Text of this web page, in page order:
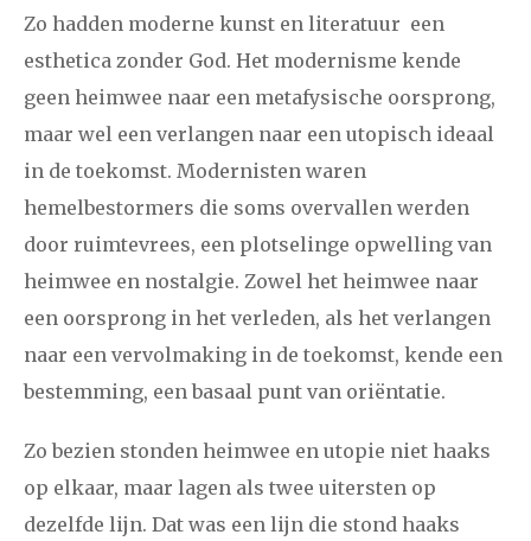
december
2016
januari februari maart april mei
augustus september oktober november
2015
januari februari april
augustus september oktober november
januari februari juli
Zo hadden moderne kunst en literatuur een
esthetica zonder God. Het modernisme kende
geen heimwee naar een metafysische oorsprong,
maar wel een verlangen naar een utopisch ideaal
in de toekomst. Modernisten waren
hemelbestormers die soms overvallen werden
door ruimtevrees, een plotselinge opwelling van
heimwee en nostalgie. Zowel het heimwee naar
een oorsprong in het verleden, als het verlangen
naar een vervolmaking in de toekomst, kende een
bestemming, een basaal punt van oriëntatie.
Zo bezien stonden heimwee en utopie niet haaks
op elkaar, maar lagen als twee uitersten op
dezelfde lijn. Dat was een lijn die stond haaks